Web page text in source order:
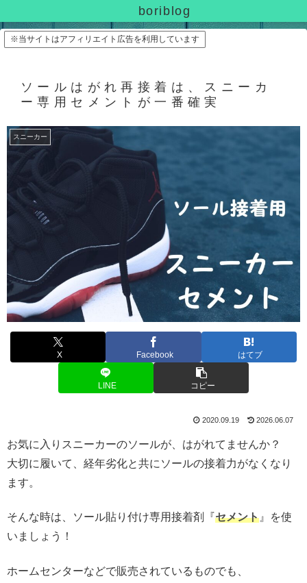
boriblog
※当サイトはアフィリエイト広告を利用しています
ソールはがれ再接着は、スニーカ
ー専用セメントが一番確実
スニーカー
X Facebook はてブ
LINE コピー
2020.09.19 2026.06.07
お気に入りスニーカーのソールが、はがれてませんか？
大切に履いて、経年劣化と共にソールの接着力がなくなり
ます。
そんな時は、ソール貼り付け専用接着剤『 セメント』を使
いましょう！
ホームセンターなどで販売されているものでも、